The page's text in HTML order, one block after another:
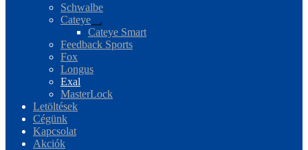
Schwalbe
Cateye
Expand
child
menu
Cateye Smart
Feedback Sports
Fox
Longus
Exal
MasterLock
Letöltések
Cégünk
Kapcsolat
Akciók